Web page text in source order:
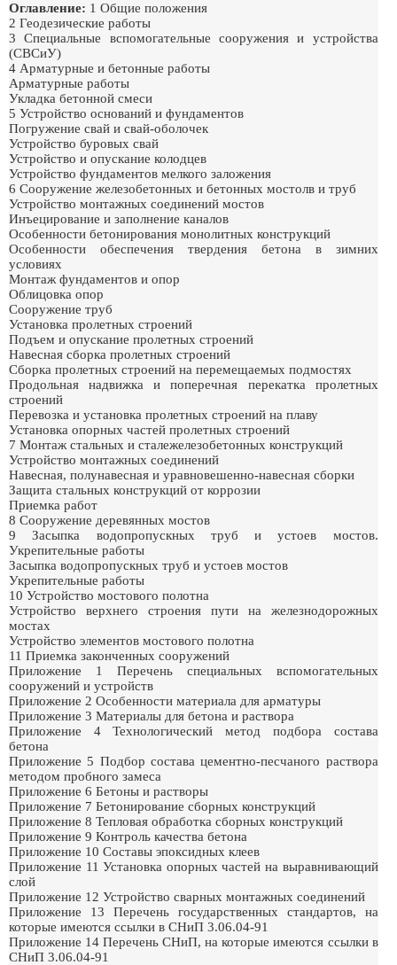
Оглавление: 1 Общие положения
2 Геодезические работы
3 Специальные вспомогательные сооружения и устройства
(СВСиУ)
4 Арматурные и бетонные работы
Арматурные работы
Укладка бетонной смеси
5 Устройство оснований и фундаментов
Погружение свай и свай-оболочек
Устройство буровых свай
Устройство и опускание колодцев
Устройство фундаментов мелкого заложения
6 Сооружение железобетонных и бетонных мостолв и труб
Устройство монтажных соединений мостов
Инъецирование и заполнение каналов
Особенности бетонирования монолитных конструкций
Особенности обеспечения твердения бетона в зимних
условиях
Монтаж фундаментов и опор
Облицовка опор
Сооружение труб
Установка пролетных строений
Подъем и опускание пролетных строений
Навесная сборка пролетных строений
Сборка пролетных строений на перемещаемых подмостях
Продольная надвижка и поперечная перекатка пролетных
строений
Перевозка и установка пролетных строений на плаву
Установка опорных частей пролетных строений
7 Монтаж стальных и сталежелезобетонных конструкций
Устройство монтажных соединений
Навесная, полунавесная и уравновешенно-навесная сборки
Защита стальных конструкций от коррозии
Приемка работ
8 Сооружение деревянных мостов
9 Засыпка водопропускных труб и устоев мостов.
Укрепительные работы
Засыпка водопропускных труб и устоев мостов
Укрепительные работы
10 Устройство мостового полотна
Устройство верхнего строения пути на железнодорожных
мостах
Устройство элементов мостового полотна
11 Приемка законченных сооружений
Приложение 1 Перечень специальных вспомогательных
сооружений и устройств
Приложение 2 Особенности материала для арматуры
Приложение 3 Материалы для бетона и раствора
Приложение 4 Технологический метод подбора состава
бетона
Приложение 5 Подбор состава цементно-песчаного раствора
методом пробного замеса
Приложение 6 Бетоны и растворы
Приложение 7 Бетонирование сборных конструкций
Приложение 8 Тепловая обработка сборных конструкций
Приложение 9 Контроль качества бетона
Приложение 10 Составы эпоксидных клеев
Приложение 11 Установка опорных частей на выравнивающий
слой
Приложение 12 Устройство сварных монтажных соединений
Приложение 13 Перечень государственных стандартов, на
которые имеются ссылки в СНиП 3.06.04-91
Приложение 14 Перечень СНиП, на которые имеются ссылки в
СНиП 3.06.04-91